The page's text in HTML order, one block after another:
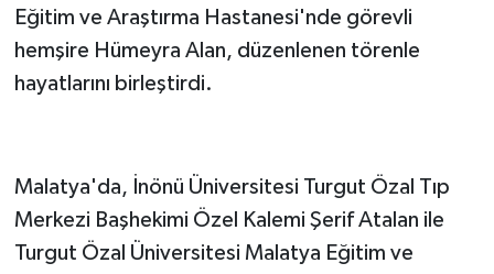
Eğitim ve Araştırma Hastanesi'nde görevli
hemşire Hümeyra Alan, düzenlenen törenle
hayatlarını birleştirdi.
Malatya'da, İnönü Üniversitesi Turgut Özal Tıp
Merkezi Başhekimi Özel Kalemi Şerif Atalan ile
Turgut Özal Üniversitesi Malatya Eğitim ve